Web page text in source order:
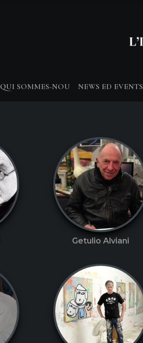
QUI SOMMES-NOU NEWS ED EVENTS
Getulio Alviani